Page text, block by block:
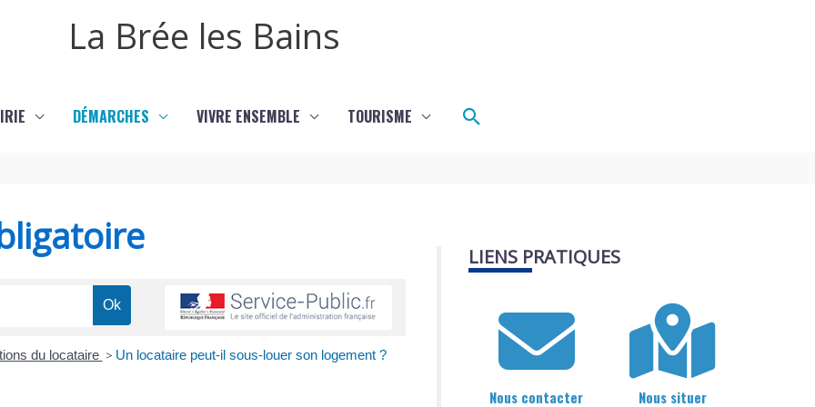
La Brée les Bains
DÉMARCHES VIVRE ENSEMBLE TOURISME Rechercher
du locataire > Un locataire peut-il sous-louer son logement ?
LIENS PRATIQUES
Nous contacter Nous situer